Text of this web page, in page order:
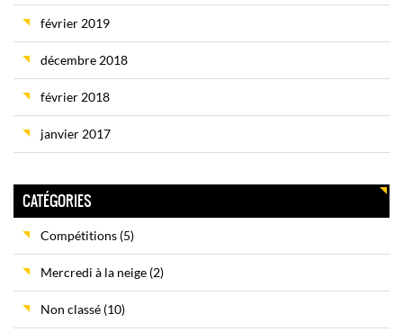
février 2019
décembre 2018
février 2018
janvier 2017
CATÉGORIES
Compétitions (5)
Mercredi à la neige (2)
Non classé (10)